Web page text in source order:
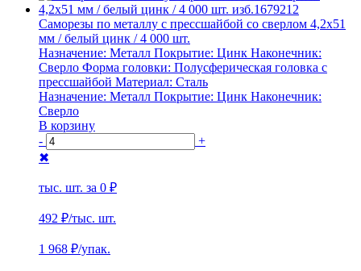
Саморезы по металлу с прессшайбой со сверлом 4,2х51
мм / белый цинк / 4 000 шт.
Назначение: Металл Покрытие: Цинк Наконечник:
Сверло Форма головки: Полусферическая головка с
прессшайбой Материал: Сталь
Назначение: Металл Покрытие: Цинк Наконечник:
Сверло
В корзину
-
+
✖
тыс. шт. за 0 ₽
492 ₽/тыс. шт.
1 968 ₽/упак.